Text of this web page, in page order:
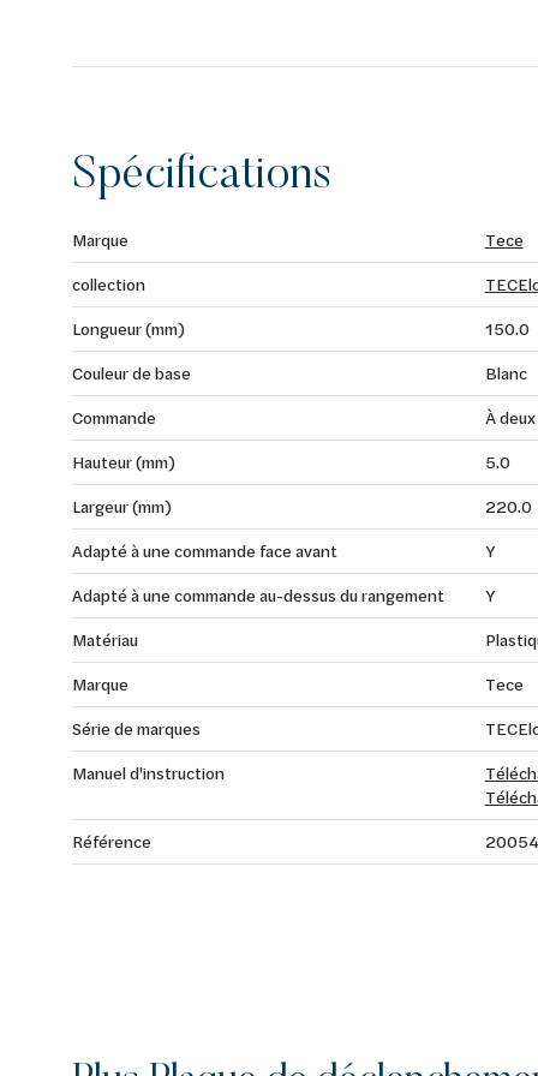
Spécifications
Marque
Tece
collection
Longueur (mm)
150.0
Couleur de base
Blanc
Commande
À
Hauteur (mm)
5.0
Largeur (mm)
220.0
Adapté à une commande face avant
Y
Adapté à une commande au-dessus du rangement
Y
Matériau
Marque
Tece
Série de marques
Manuel d'instruction
Référence